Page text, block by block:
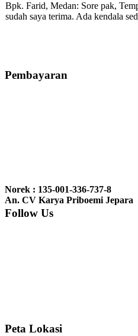
Bpk. Farid, Medan: Sore pak,
sudah saya terima. Ada kendala
bale2 dan kursi teras saya sudah
nyesel deh beli geby...
Pembayaran
Norek : 135-001-336-737-8
An. CV Karya Priboemi Jepara
Follow Us
Peta Lokasi